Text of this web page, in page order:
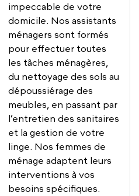
impeccable de votre
domicile. Nos assistants
ménagers sont formés
pour effectuer toutes
les tâches ménagères,
du nettoyage des sols au
dépoussiérage des
meubles, en passant par
l’entretien des sanitaires
et la gestion de votre
linge. Nos femmes de
ménage adaptent leurs
interventions à vos
besoins spécifiques.